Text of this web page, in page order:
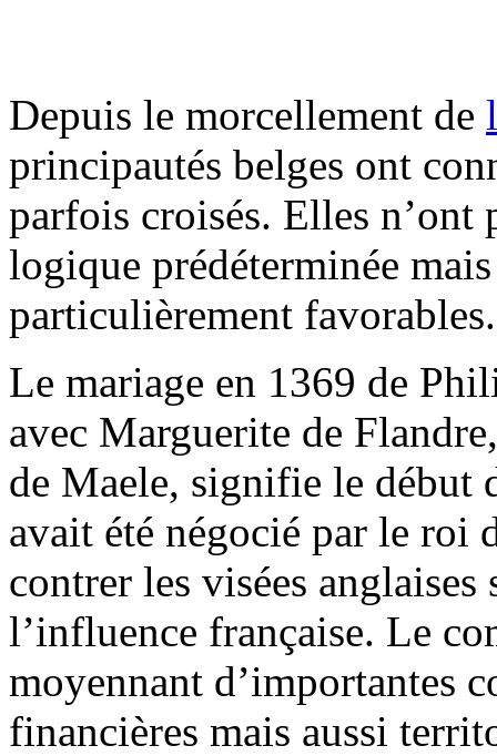
Depuis le morcellement de
principautés belges ont
parfois croisés. Elles n’ont
logique prédéterminée
particulièrement favorables.
Le mariage en 1369 de
avec Marguerite de
de Maele, signifie le début
avait été négocié par le roi
contrer les visées anglaises
l’influence française. Le
moyennant d’importantes
financières mais aussi